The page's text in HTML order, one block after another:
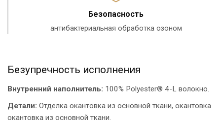
Безопасность
антибактериальная обработка озоном
Безупречность исполнения
Внутренний наполнитель: 100% Polyester® 4-L волокно.
Детали: Отделка окантовка из основной ткани, окантовка
окантовка из основной ткани.